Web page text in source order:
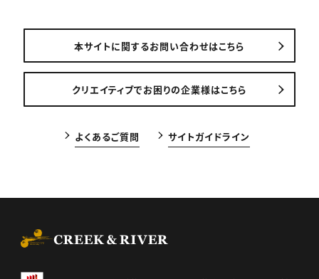
本サイトに関するお問い合わせはこちら
クリエイティブでお困りの企業様はこちら
よくあるご質問 サイトガイドライン